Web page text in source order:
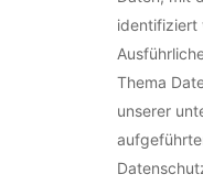
identifiziert
Thema
unserer